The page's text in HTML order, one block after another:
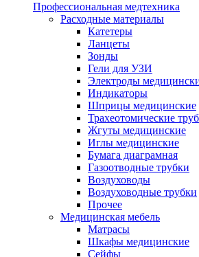
Профессиональная медтехника
Расходные материалы
Катетеры
Ланцеты
Зонды
Гели для УЗИ
Электроды
Индикаторы
Шприцы медицинские
Трахеотомические
Жгуты медицинские
Иглы медицинские
Бумага диаграмная
Газоотводные трубки
Воздуховоды
Воздуховодные трубки
Прочее
Медицинская мебель
Матрасы
Шкафы медицинские
Сейфы